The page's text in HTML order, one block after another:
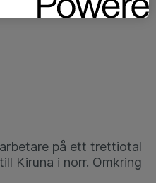
på ett trettiotal
Kiruna i norr. Omkring